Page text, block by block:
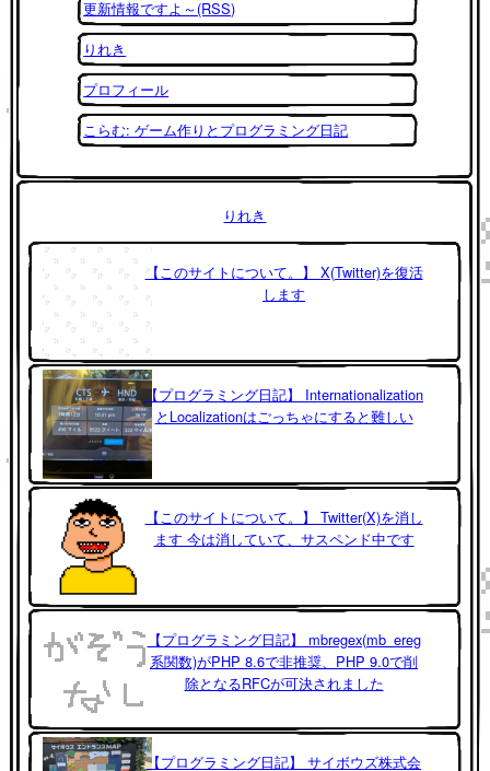
更新情報ですよ～(RSS)
りれき
プロフィール
こらむ: ゲーム作りとプログラミング日記
りれき
【このサイトについて。】 X(Twitter)を復活
します
【プログラミング日記】 Internationalization
とLocalizationはごっちゃにすると難しい
【このサイトについて。】 Twitter(X)を消し
ます 今は消していて、サスペンド中です
【プログラミング日記】 mbregex(mb_ereg
系関数)がPHP 8.6で非推奨、PHP 9.0で削
除となるRFCが可決されました
【プログラミング日記】 サイボウズ株式会